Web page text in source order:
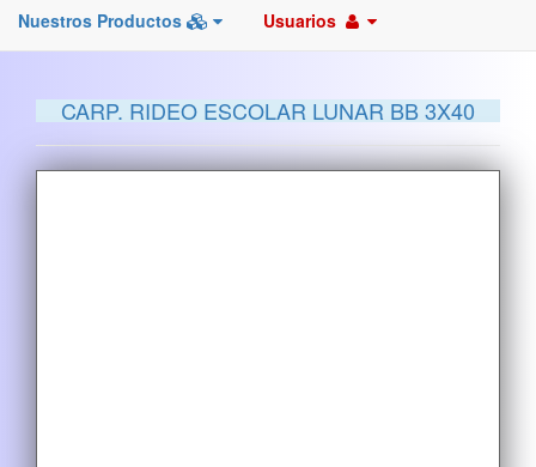
Nuestros Productos Usuarios
CARP. RIDEO ESCOLAR LUNAR BB 3X40